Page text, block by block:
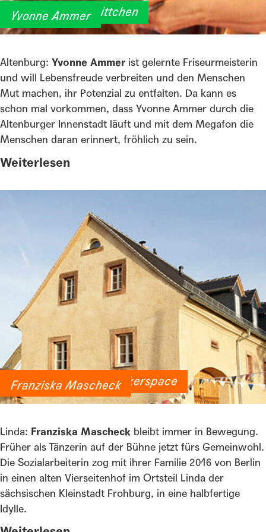
Yvonne Ammer
Schnitt und Schnittchen
Altenburg: Yvonne Ammer ist gelernte Friseurmeisterin
und will Lebensfreude verbreiten und den Menschen
Mut machen, ihr Potenzial zu entfalten. Da kann es
schon mal vorkommen, dass Yvonne Ammer durch die
Altenburger Innenstadt läuft und mit dem Megafon die
Menschen daran erinnert, fröhlich zu sein.
Weiterlesen
Franziska Mascheck
„Sowohl als auch“ Makerspace
Linda: Franziska Mascheck bleibt immer in Bewegung.
Früher als Tänzerin auf der Bühne jetzt fürs Gemeinwohl.
Die Sozialarbeiterin zog mit ihrer Familie 2016 von Berlin
in einen alten Vierseitenhof im Ortsteil Linda der
sächsischen Kleinstadt Frohburg, in eine halbfertige
Idylle.